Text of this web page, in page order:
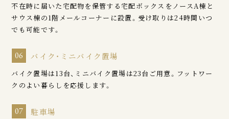
不在時に届いた宅配物を保管する宅配ボックスをノースA棟と
サウス棟の1階メールコーナーに設置。受け取りは24時間いつ
でも可能です。
06 バイク・ミニバイク置場
バイク置場は13台、ミニバイク置場は23台ご用意。フットワー
クのよい暮らしを応援します。
07 駐車場